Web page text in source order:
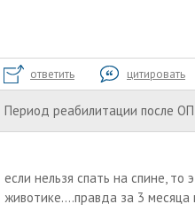
ответить цитировать
Период реабилитации после ОП
если нельзя спать на спине,
животике....правда за 3 месяца